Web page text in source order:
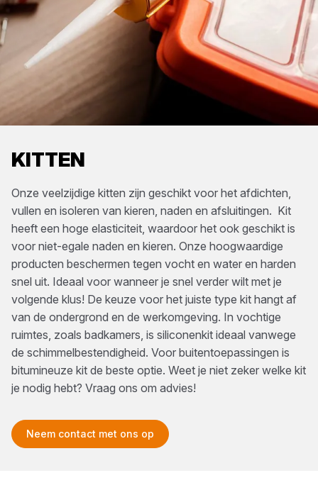
KITTEN
Onze veelzijdige kitten zijn geschikt voor het afdichten,
vullen en isoleren van kieren, naden en afsluitingen. Kit
heeft een hoge elasticiteit, waardoor het ook geschikt is
voor niet-egale naden en kieren. Onze hoogwaardige
producten beschermen tegen vocht en water en harden
snel uit. Ideaal voor wanneer je snel verder wilt met je
volgende klus! De keuze voor het juiste type kit hangt af
van de ondergrond en de werkomgeving. In vochtige
ruimtes, zoals badkamers, is siliconenkit ideaal vanwege
de schimmelbestendigheid. Voor buitentoepassingen is
bitumineuze kit de beste optie. Weet je niet zeker welke kit
je nodig hebt? Vraag ons om advies!
Neem contact met ons op